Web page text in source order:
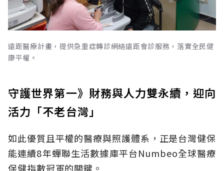
遠距醫療計畫，提供急重症轉診網絡遠距會診服務，落實全民健
康平權。
守護世界第一》財務與人力雙永續，迎向
活力「不老台灣」
如此優質且平權的醫療與照護體系，正是台灣健保
能連續8年蟬聯生活數據庫平台Numbeo全球醫療
保健指數冠軍的關鍵。